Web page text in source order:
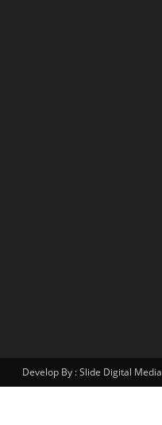
Develop By : Slide Digital Media